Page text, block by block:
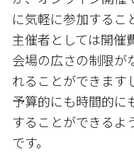
に気軽に参加するこ
主催者としては開催
会場の広さの制限が
れることができます
予算的にも時間的に
することができるよ
です。